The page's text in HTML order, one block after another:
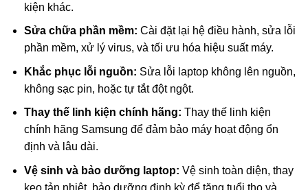
kiện khác.
Sửa chữa phần mềm: Cài đặt lại hệ điều hành, sửa lỗi
phần mềm, xử lý virus, và tối ưu hóa hiệu suất máy.
Khắc phục lỗi nguồn: Sửa lỗi laptop không lên nguồn,
không sạc pin, hoặc tự tắt đột ngột.
Thay thế linh kiện chính hãng: Thay thế linh kiện
chính hãng Samsung để đảm bảo máy hoạt động ổn
định và lâu dài.
Vệ sinh và bảo dưỡng laptop: Vệ sinh toàn diện, thay
keo tản nhiệt, bảo dưỡng định kỳ để tăng tuổi thọ và